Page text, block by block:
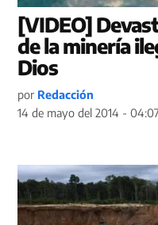
[VIDEO]
de la minería
Dios
por Redacción
14 de mayo del 2014 -